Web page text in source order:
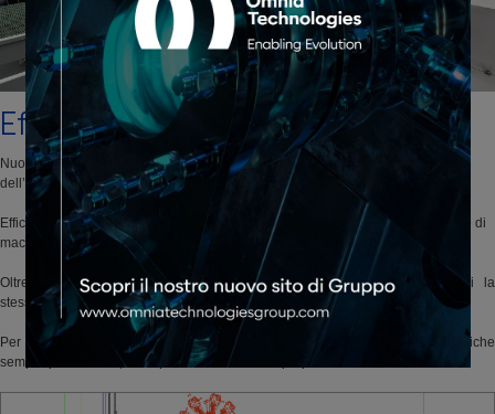
Efficienza
Nuove esigenze produttive nascono nel mondo del beverage come frutto
dell’evoluzione del mercato globale.
Efficienza non significa solamente mettere a disposizione del Cliente una serie di
macchinari che soddisfino l’esigenza di automatizzare i processi produttivi.
Oltre a questo, la capacità di un’azienda si misura nel modo in cui la
stessa permette ai propri Clienti di raggiungere questo obbiettivo.
Per questo motivo, APE, propone soluzioni su misura, sviluppa soluzioni tecniche
sempre più flessibili, tutto questo insieme con i propri Clienti.